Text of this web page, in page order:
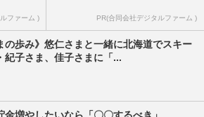
ファーム ) PR(合同会社デジタルファーム )
の歩み》悠仁さまと一緒に北海道でスキー
紀子さま、佳子さまに「...